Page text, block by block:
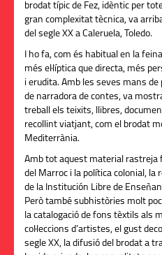
brodat típic de Fez, idèntic per
gran complexitat tècnica, va
del segle XX a Caleruela, Toledo.
I ho fa, com és habitual en la
més el·líptica que directa, més
i erudita. Amb les seves mans
de narradora de contes, va
treball els teixits, llibres,
recollint viatjant, com el brodat
Mediterrània.
Amb tot aquest material rastreja
del Marroc i la política colonial, la
de la Institución Libre de
Però també subhistòries molt poc
la catalogació de fons tèxtils als
col·leccions d’artistes, el gust
segle XX, la difusió del brodat a